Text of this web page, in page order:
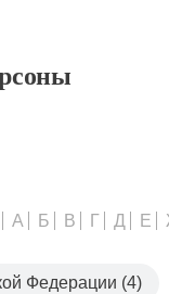
А Б В Г Д Е
Федерации (4)